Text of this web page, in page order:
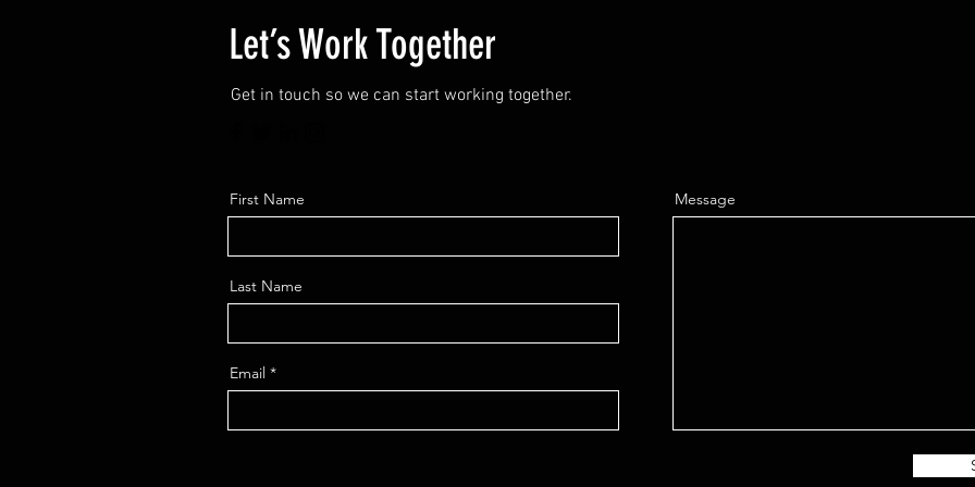
Let’s Work Together
Get in touch so we can start working together.
First Name
Last Name
Email
Message